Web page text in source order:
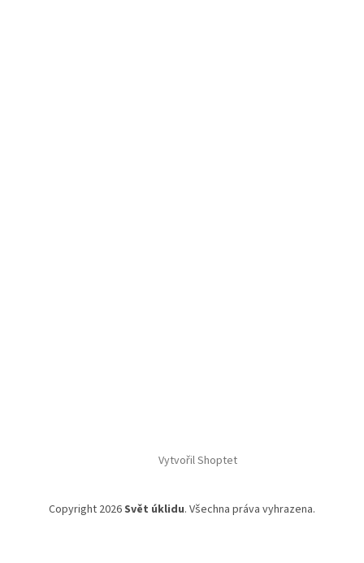
Vytvořil Shoptet
Copyright 2026Svět úklidu. Všechna práva vyhrazena.